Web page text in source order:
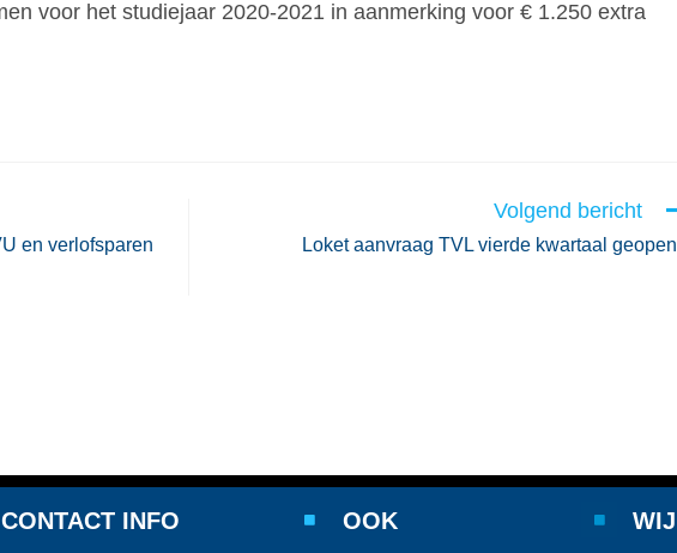
voor het studiejaar 2020-2021 in aanmerking voor € 1.250 extra
en verlofsparen
Volgend bericht
Loket aanvraag TVL vierde kwartaal
CONTACT INFO OOK